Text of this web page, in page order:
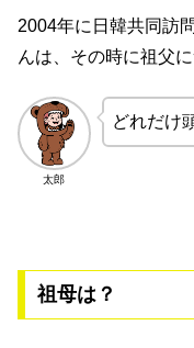
2004年に日韓共同訪
んは、その時に祖父
太郎
どれだけ
祖母は？